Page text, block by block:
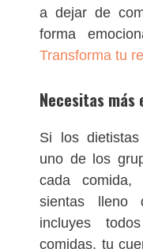
a dejar de
forma
Transforma tu
Necesitas más
Si los
uno de los
cada
sientas lleno
incluyes
comidas, tu